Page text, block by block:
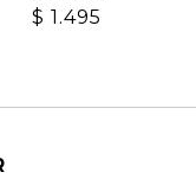
$ 1.495